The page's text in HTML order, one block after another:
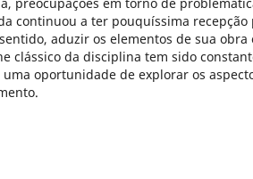
continuou a ter pouquíssima recepção
aduzir os elementos de sua obra
clássico da disciplina tem sido
oportunidade de explorar os